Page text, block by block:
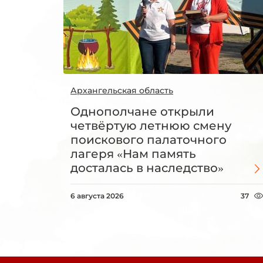
Архангельская область
Однополчане открыли
четвёртую летнюю смену
поискового палаточного
лагеря «Нам память
досталась в наследство»
6 августа 2026 37